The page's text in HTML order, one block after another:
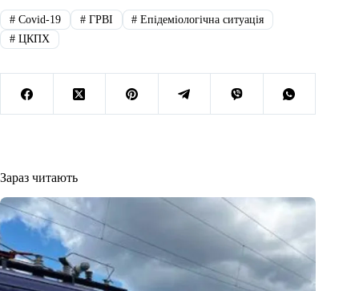
#Covid-19 #ГРВІ # Епідеміологічна ситуація
#ЦКПХ
Зараз читають